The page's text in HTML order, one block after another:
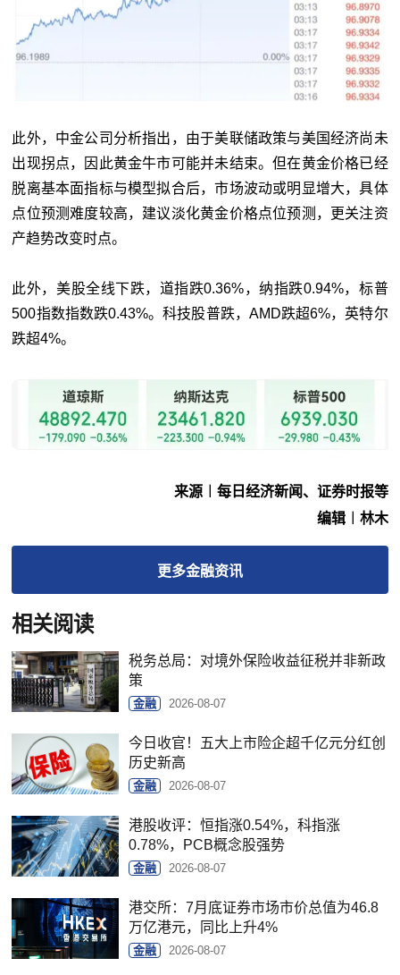
此外，中金公司分析指出，由于美联储政策与美国经济尚未
出现拐点，因此黄金牛市可能并未结束。但在黄金价格已经
脱离基本面指标与模型拟合后，市场波动或明显增大，具体
点位预测难度较高，建议淡化黄金价格点位预测，更关注资
产趋势改变时点。
此外，美股全线下跌，道指跌0.36%，纳指跌0.94%，标普
500指数指数跌0.43%。科技股普跌，AMD跌超6%，英特尔
跌超4%。
来源︱每日经济新闻、证券时报等
编辑︱林木
更多金融资讯
相关阅读
税务总局：对境外保险收益征税并非新政
策
金融 2026-08-07
今日收官！五大上市险企超千亿元分红创
历史新高
金融 2026-08-07
港股收评：恒指涨0.54%，科指涨
0.78%，PCB概念股强势
金融 2026-08-07
港交所：7月底证券市场市价总值为46.8
万亿港元，同比上升4%
金融 2026-08-07